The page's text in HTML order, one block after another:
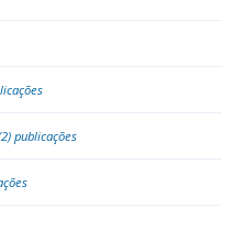
publicações